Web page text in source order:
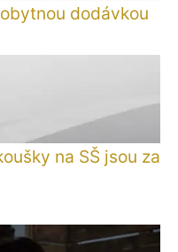
dodávkou
na SŠ jsou za